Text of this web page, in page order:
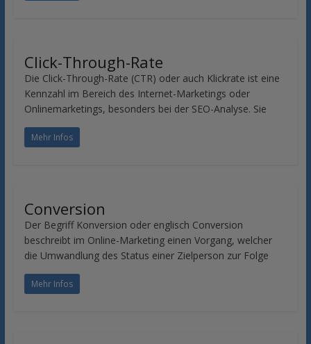
Click-Through-Rate
Die Click-Through-Rate (CTR) oder auch Klickrate ist eine
Kennzahl im Bereich des Internet-Marketings oder
Onlinemarketings, besonders bei der SEO-Analyse. Sie
Mehr Infos
Conversion
Der Begriff Konversion oder englisch Conversion
beschreibt im Online-Marketing einen Vorgang, welcher
die Umwandlung des Status einer Zielperson zur Folge
Mehr Infos